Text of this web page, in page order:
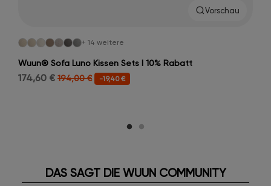
Vorschau
+ 14 weitere
Wuun® Sofa Luno Kissen Sets I 10% Rabatt
174,60 € 194,00 € -19,40 €
DAS SAGT DIE WUUN COMMUNITY